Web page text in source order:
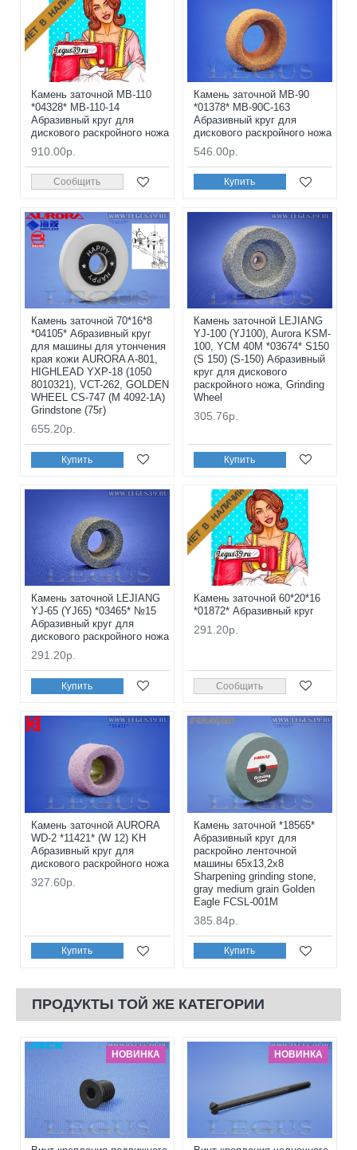
Камень заточной MB-110
*04328* MB-110-14
Абразивный круг для
дискового раскройного ножа
910.00р.
Сообщить
Камень заточной MB-90
*01378* MB-90C-163
Абразивный круг для
дискового раскройного ножа
546.00р.
Купить
Камень заточной 70*16*8
*04105* Абразивный круг
для машины для утончения
края кожи AURORA A-801,
HIGHLEAD YXP-18 (1050
8010321), VCT-262, GOLDEN
WHEEL CS-747 (M 4092-1A)
Grindstone (75г)
655.20р.
Купить
Камень заточной LEJIANG
YJ-100 (YJ100), Aurora KSM-
100, YCM 40M *03674* S150
(S 150) (S-150) Абразивный
круг для дискового
раскройного ножа, Grinding
Wheel
305.76р.
Купить
Камень заточной LEJIANG
YJ-65 (YJ65) *03465* №15
Абразивный круг для
дискового раскройного ножа
291.20р.
Купить
НЕТ В НАЛИЧИИ
Камень заточной 60*20*16
*01872* Абразивный круг
291.20р.
Сообщить
Камень заточной AURORA
WD-2 *11421* (W 12) KH
Абразивный круг для
дискового раскройного ножа
327.60р.
Купить
Камень заточной *18565*
Абразивный круг для
раскройно ленточной
машины 65x13,2x8
Sharpening grinding stone,
gray medium grain Golden
Eagle FCSL-001M
385.84р.
Купить
ПРОДУКТЫ ТОЙ ЖЕ КАТЕГОРИИ
НОВИНКА НОВИНКА